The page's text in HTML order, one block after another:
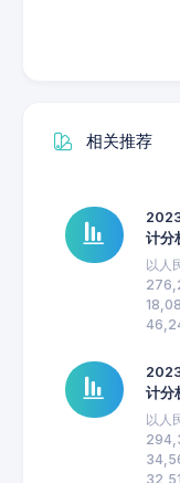
相关推荐
计分
以人
计分
以人